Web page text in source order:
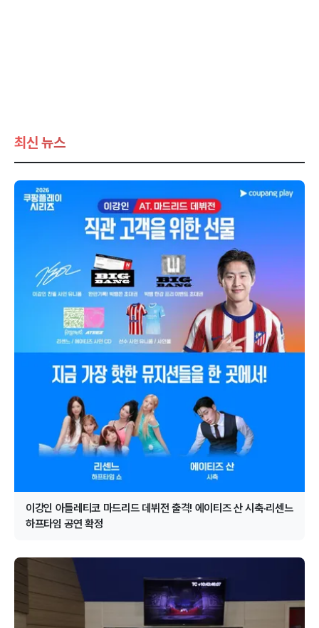
최신 뉴스
이강인 아틀레티코 마드리드 데뷔전 출격! 에이티즈 산 시축·리센느
하프타임 공연 확정